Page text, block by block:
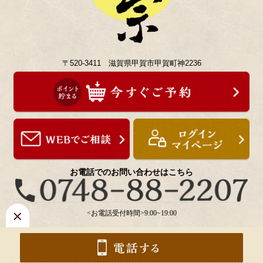
〒520-3411 滋賀県甲賀市甲賀町神2236
お電話でのお問い合わせはこちら
<お電話受付時間>9:00~19:00